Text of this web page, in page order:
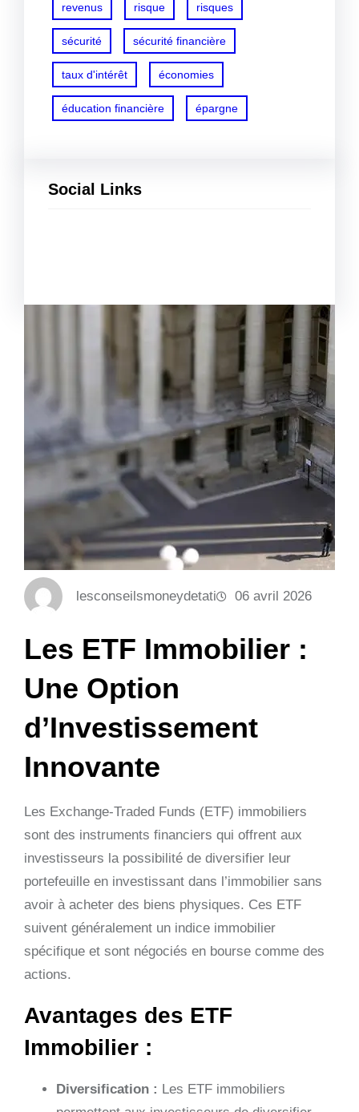
revenus risque risques
sécurité sécurité financière
taux d'intérêt économies
éducation financière épargne
Social Links
lesconseilsmoneydetati 06 avril 2026
Les ETF Immobilier :
Une Option
d’Investissement
Innovante
Les Exchange-Traded Funds (ETF) immobiliers
sont des instruments financiers qui offrent aux
investisseurs la possibilité de diversifier leur
portefeuille en investissant dans l’immobilier sans
avoir à acheter des biens physiques. Ces ETF
suivent généralement un indice immobilier
spécifique et sont négociés en bourse comme des
actions.
Avantages des ETF
Immobilier :
Diversification : Les ETF immobiliers